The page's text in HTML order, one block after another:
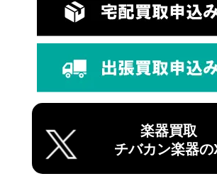
楽器買取
チバカン楽器の